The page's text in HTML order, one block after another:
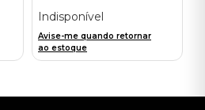
Indisponível
Avise-me quando retornar
ao estoque